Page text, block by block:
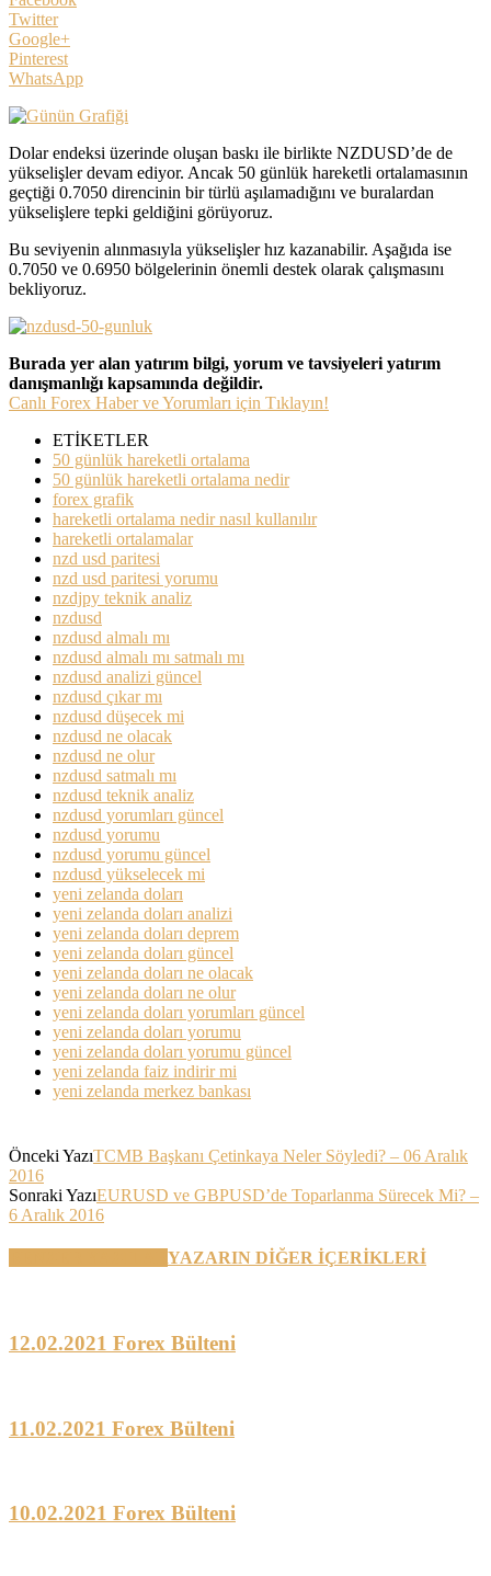
Twitter
Google+
Pinterest
WhatsApp
Dolar endeksi üzerinde oluşan baskı ile birlikte NZDUSD’de de
yükselişler devam ediyor. Ancak 50 günlük hareketli ortalamasının
geçtiği 0.7050 direncinin bir türlü aşılamadığını ve buralardan
yükselişlere tepki geldiğini görüyoruz.
Bu seviyenin alınmasıyla yükselişler hız kazanabilir. Aşağıda ise
0.7050 ve 0.6950 bölgelerinin önemli destek olarak çalışmasını
bekliyoruz.
Burada yer alan yatırım bilgi, yorum ve tavsiyeleri yatırım
danışmanlığı kapsamında değildir.
Canlı Forex Haber ve Yorumları için Tıklayın!
ETİKETLER
50 günlük hareketli ortalama
50 günlük hareketli ortalama nedir
forex grafik
hareketli ortalama nedir nasıl kullanılır
hareketli ortalamalar
nzd usd paritesi
nzd usd paritesi yorumu
nzdjpy teknik analiz
nzdusd
nzdusd almalı mı
nzdusd almalı mı satmalı mı
nzdusd analizi güncel
nzdusd çıkar mı
nzdusd düşecek mi
nzdusd ne olacak
nzdusd ne olur
nzdusd satmalı mı
nzdusd teknik analiz
nzdusd yorumları güncel
nzdusd yorumu
nzdusd yorumu güncel
nzdusd yükselecek mi
yeni zelanda doları
yeni zelanda doları analizi
yeni zelanda doları deprem
yeni zelanda doları güncel
yeni zelanda doları ne olacak
yeni zelanda doları ne olur
yeni zelanda doları yorumları güncel
yeni zelanda doları yorumu
yeni zelanda doları yorumu güncel
yeni zelanda faiz indirir mi
yeni zelanda merkez bankası
Önceki YazıTCMB Başkanı Çetinkaya Neler Söyledi? – 06 Aralık
2016
Sonraki YazıEURUSD ve GBPUSD’de Toparlanma Sürecek Mi? –
6 Aralık 2016
YAZARIN DİĞER İÇERİKLERİ
12.02.2021 Forex Bülteni
11.02.2021 Forex Bülteni
10.02.2021 Forex Bülteni